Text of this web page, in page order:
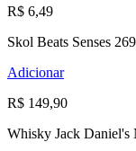
R$ 6,49
Skol Beats Senses
Adicionar
R$ 149,90
Whisky Jack Daniel's